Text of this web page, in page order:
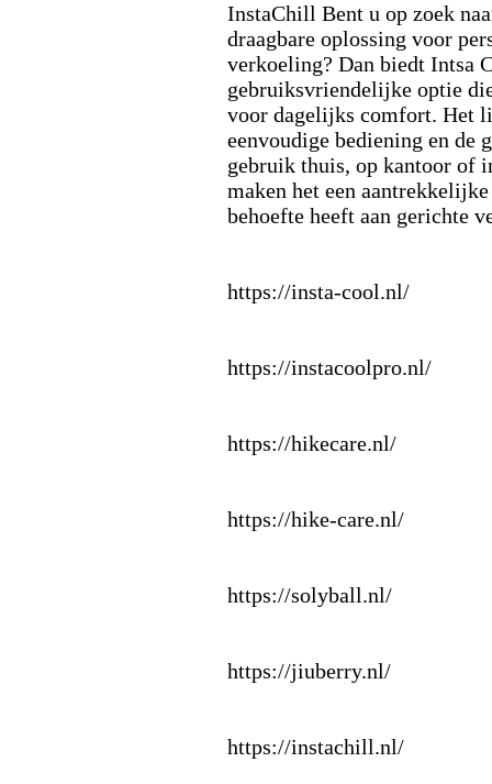
InstaChill Bent u op zoek
draagbare oplossing voor
verkoeling? Dan biedt Intsa
gebruiksvriendelijke optie
voor dagelijks comfort. Het
eenvoudige bediening en de
gebruik thuis, op kantoor of
maken het een
behoefte heeft aan gerichte
https://insta-cool.nl/
https://instacoolpro.nl/
https://hikecare.nl/
https://hike-care.nl/
https://solyball.nl/
https://jiuberry.nl/
https://instachill.nl/